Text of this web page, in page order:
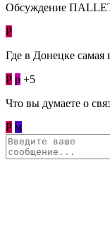
Обсуждение
Р
Где в Донецке самая
Р p +5
Что вы думаете о
Р м